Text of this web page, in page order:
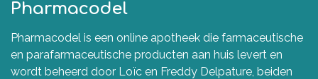
Pharmacodel
Pharmacodel is een online apotheek die farmaceutische
en parafarmaceutische producten aan huis levert en
wordt beheerd door Loïc en Freddy Delpature, beiden